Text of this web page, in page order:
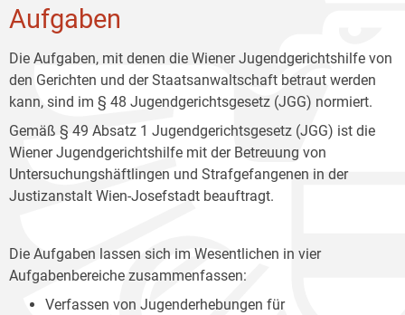
Aufgaben
Die Aufgaben, mit denen die Wiener Jugendgerichtshilfe von
den Gerichten und der Staatsanwaltschaft betraut werden
kann, sind im § 48 Jugendgerichtsgesetz (JGG) normiert.
Gemäß § 49 Absatz 1 Jugendgerichtsgesetz (JGG) ist die
Wiener Jugendgerichtshilfe mit der Betreuung von
Untersuchungshäftlingen und Strafgefangenen in der
Justizanstalt Wien-Josefstadt beauftragt.
Die Aufgaben lassen sich im Wesentlichen in vier
Aufgabenbereiche zusammenfassen:
Verfassen von Jugenderhebungen für